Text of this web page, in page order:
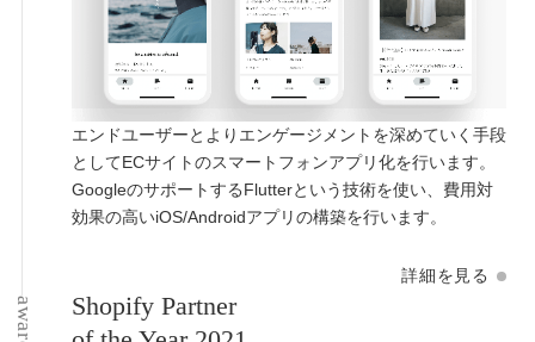
エンドユーザーとよりエンゲージメントを深めていく手段
としてECサイトのスマートフォンアプリ化を行います。
GoogleのサポートするFlutterという技術を使い、 費用対
効果の高いiOS/Androidアプリの構築を行います。
詳細を見る
awards
Shopify Partner